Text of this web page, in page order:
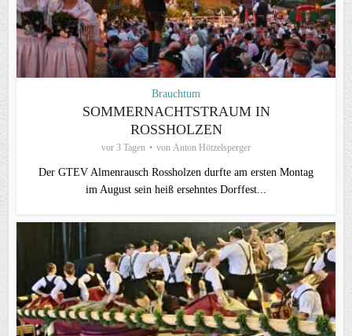
Brauchtum
SOMMERNACHTSTRAUM IN
ROSSHOLZEN
vor 3 Tagen von Anton Hötzelsperger
Der GTEV Almenrausch Rossholzen durfte am ersten Montag
im August sein heiß ersehntes Dorffest...